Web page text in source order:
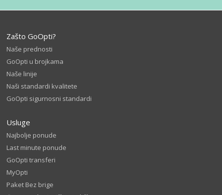
Zašto GoOpti?
Naše prednosti
GoOpti u brojkama
Naše linije
Naši standardi kvalitete
GoOpti sigurnosni standardi
Usluge
Najbolje ponude
Last minute ponude
GoOpti transferi
MyOpti
Paket Bez brige